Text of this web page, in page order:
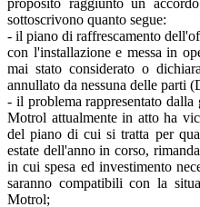
sottoscrivono quanto segue:
- il piano di raffrescamento
con l'installazione e messa in
mai stato considerato o
annullato da nessuna delle parti
- il problema rappresentato
Motrol attualmente in atto ha
del piano di cui si tratta per
estate dell'anno in corso,
in cui spesa ed investimento
saranno compatibili con la
Motrol;